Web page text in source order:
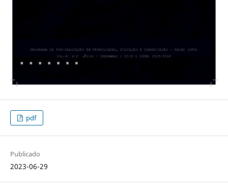
pdf
Publicado
2023-06-29